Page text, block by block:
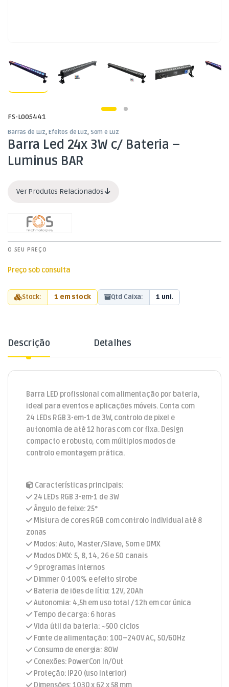
FS-L005441
Barras de Luz, Efeitos de Luz, Som e Luz
Barra Led 24x 3W c/ Bateria –
Luminus BAR
Ver Produtos Relacionados
O SEU PREÇO
Preço sob consulta
Stock: 1 em stock Qtd Caixa: 1 uni.
Descrição Detalhes
Barra LED profissional com alimentação por bateria,
ideal para eventos e aplicações móveis. Conta com
24 LEDs RGB 3-em-1 de 3W, controlo de pixel e
autonomia de até 12 horas com cor fixa. Design
compacto e robusto, com múltiplos modos de
controlo e montagem prática.
Características principais:
24 LEDs RGB 3-em-1 de 3W
Ângulo de feixe: 25°
Mistura de cores RGB com controlo individual até 8
zonas
Modos: Auto, Master/Slave, Som e DMX
Modos DMX: 5, 8, 14, 26 e 50 canais
9 programas internos
Dimmer 0-100% e efeito strobe
Bateria de iões de lítio: 12V, 20Ah
Autonomia: 4,5h em uso total / 12h em cor única
Tempo de carga: 6 horas
Vida útil da bateria: ~500 ciclos
Fonte de alimentação: 100–240V AC, 50/60Hz
Consumo de energia: 80W
Conexões: PowerCon In/Out
Proteção: IP20 (uso interior)
Dimensões: 1030 x 62 x 58 mm